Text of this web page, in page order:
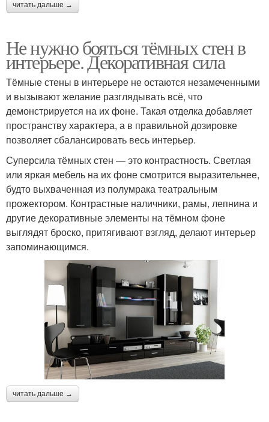
читать дальше →
Не нужно бояться тёмных стен в
интерьере. Декоративная сила
Тёмные стены в интерьере не остаются незамеченными
и вызывают желание разглядывать всё, что
демонстрируется на их фоне. Такая отделка добавляет
пространству характера, а в правильной дозировке
позволяет сбалансировать весь интерьер.
Суперсила тёмных стен — это контрастность. Светлая
или яркая мебель на их фоне смотрится выразительнее,
будто выхваченная из полумрака театральным
прожектором. Контрастные наличники, рамы, лепнина и
другие декоративные элементы на тёмном фоне
выглядят броско, притягивают взгляд, делают интерьер
запоминающимся.
читать дальше →